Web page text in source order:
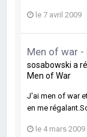
le 7 avril 2009
Men of war
sosabowski a
Men of War
J'ai men of war
en me
le 4 mars 2009